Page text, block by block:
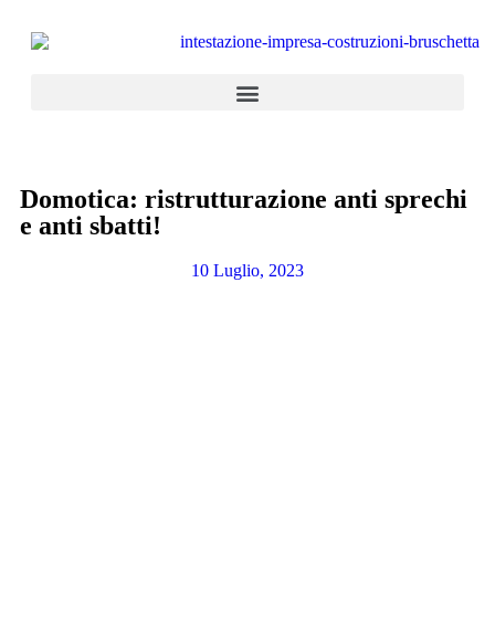
Domotica: ristrutturazione anti sprechi
e anti sbatti!
10 Luglio, 2023